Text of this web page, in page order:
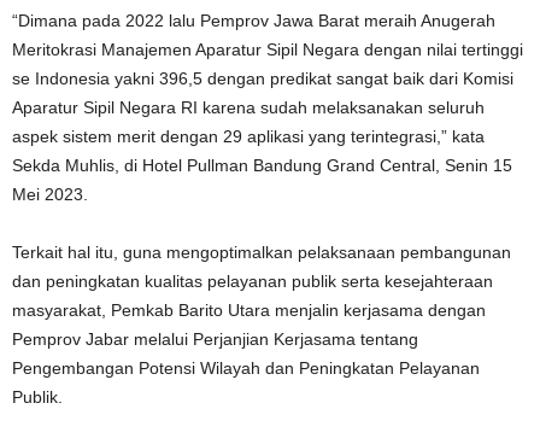
“Dimana pada 2022 lalu Pemprov Jawa Barat meraih Anugerah
Meritokrasi Manajemen Aparatur Sipil Negara dengan nilai tertinggi
se Indonesia yakni 396,5 dengan predikat sangat baik dari Komisi
Aparatur Sipil Negara RI karena sudah melaksanakan seluruh
aspek sistem merit dengan 29 aplikasi yang terintegrasi,” kata
Sekda Muhlis, di Hotel Pullman Bandung Grand Central, Senin 15
Mei 2023.
Terkait hal itu, guna mengoptimalkan pelaksanaan pembangunan
dan peningkatan kualitas pelayanan publik serta kesejahteraan
masyarakat, Pemkab Barito Utara menjalin kerjasama dengan
Pemprov Jabar melalui Perjanjian Kerjasama tentang
Pengembangan Potensi Wilayah dan Peningkatan Pelayanan
Publik.